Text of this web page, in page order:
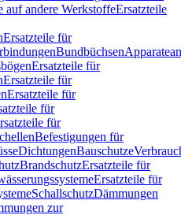
auf andere WerkstoffeErsatzteile
Ersatzteile für
Bundbüchsen
Ersatzteile für
Ersatzteile für
Ersatzteile für
für
für
Befestigungen für
DichtungenBauschutze
BrandschutzErsatzteile für
Ersatzteile für
SchallschutzDämmungen
zur